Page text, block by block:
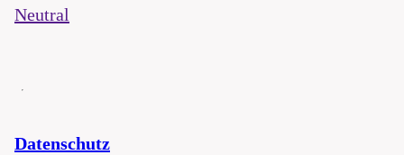
Neutral
Datenschutz